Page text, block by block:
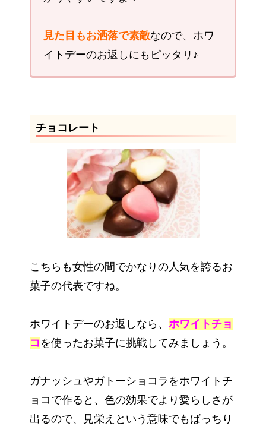
見た目もお洒落で素敵なので、ホワ
イトデーのお返しにもピッタリ♪
チョコレート
こちらも女性の間でかなりの人気を誇るお
菓子の代表ですね。
ホワイトデーのお返しなら、 ホワイトチョ
コ を使ったお菓子に挑戦してみましょう。
ガナッシュやガトーショコラをホワイトチ
ョコで作ると、色の効果でより愛らしさが
出るので、見栄えという意味でもばっちり